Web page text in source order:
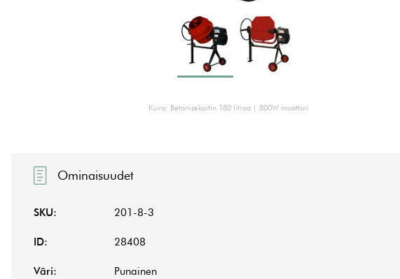
Kuva: Betonisekoitin 180 litraa | 800W moottori
Ominaisuudet
SKU: 201-8-3
ID: 28408
Väri: Punainen